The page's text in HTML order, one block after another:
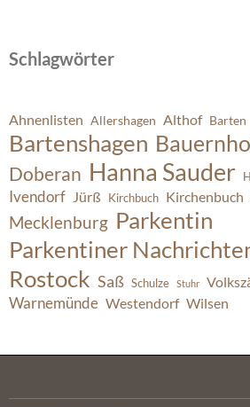
Schlagwörter
Ahnenlisten Allershagen Althof Barten
Bartenshagen
Doberan Hanna Sauder
Ivendorf Jürß Kirchbuch Kirchenbuch
Mecklenburg Parkentin
Parkentiner
Rostock Saß Schulze Stuhr
Warnemünde Westendorf Wilsen